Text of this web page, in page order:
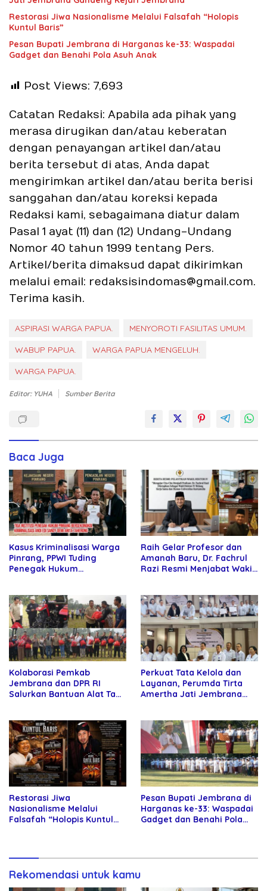
Restorasi Jiwa Nasionalisme Melalui Falsafah “Holopis
Kuntul Baris”
Pesan Bupati Jembrana di Harganas ke-33: Waspadai
Gadget dan Benahi Pola Asuh Anak
Post Views: 7,693
Catatan Redaksi: Apabila ada pihak yang
merasa dirugikan dan/atau keberatan
dengan penayangan artikel dan/atau
berita tersebut di atas, Anda dapat
mengirimkan artikel dan/atau berita berisi
sanggahan dan/atau koreksi kepada
Redaksi kami, sebagaimana diatur dalam
Pasal 1 ayat (11) dan (12) Undang-Undang
Nomor 40 tahun 1999 tentang Pers.
Artikel/berita dimaksud dapat dikirimkan
melalui email: redaksisindomas@gmail.com.
Terima kasih.
ASPIRASI WARGA PAPUA.
MENYOROTI FASILITAS UMUM.
WABUP PAPUA.
WARGA PAPUA MENGELUH.
WARGA PAPUA.
Editor: YUHA Sumber Berita
Baca Juga
Kasus Kriminalisasi Warga
Pinrang, PPWI Tuding
Penegak Hukum
Raih Gelar Profesor dan
Amanah Baru, Dr. Fachrul
Razi Resmi Menjabat Wakil
Kolaborasi Pemkab
Jembrana dan DPR RI
Salurkan Bantuan Alat Tani
Perkuat Tata Kelola dan
Layanan, Perumda Tirta
Amertha Jati Jembrana
Restorasi Jiwa
Nasionalisme Melalui
Falsafah “Holopis Kuntul
Pesan Bupati Jembrana di
Harganas ke-33: Waspadai
Gadget dan Benahi Pola
Rekomendasi untuk kamu